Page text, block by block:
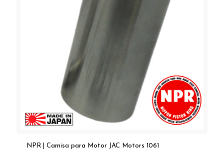
NPR | Camisa para Motor JAC Motors 1061